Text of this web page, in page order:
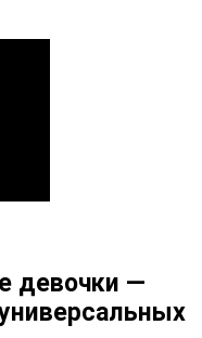
девочки —